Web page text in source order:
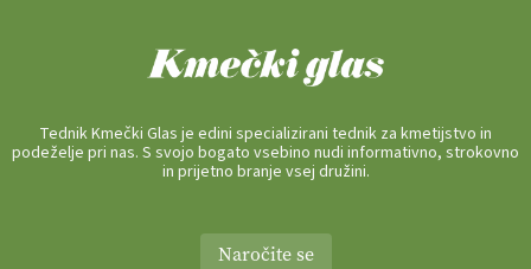
Tednik Kmečki Glas je edini specializirani tednik za kmetijstvo in
podeželje pri nas. S svojo bogato vsebino nudi informativno, strokovno
in prijetno branje vsej družini.
Naročite se